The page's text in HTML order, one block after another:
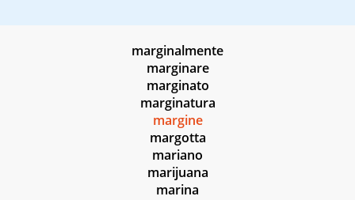
marginalmente
marginare
marginato
marginatura
margine
margotta
mariano
marijuana
marina